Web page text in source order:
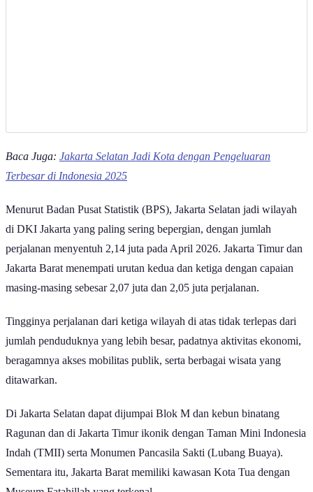
Baca Juga: Jakarta Selatan Jadi Kota dengan Pengeluaran
Terbesar di Indonesia 2025
Menurut Badan Pusat Statistik (BPS), Jakarta Selatan jadi wilayah
di DKI Jakarta yang paling sering bepergian, dengan jumlah
perjalanan menyentuh 2,14 juta pada April 2026. Jakarta Timur dan
Jakarta Barat menempati urutan kedua dan ketiga dengan capaian
masing-masing sebesar 2,07 juta dan 2,05 juta perjalanan.
Tingginya perjalanan dari ketiga wilayah di atas tidak terlepas dari
jumlah penduduknya yang lebih besar, padatnya aktivitas ekonomi,
beragamnya akses mobilitas publik, serta berbagai wisata yang
ditawarkan.
Di Jakarta Selatan dapat dijumpai Blok M dan kebun binatang
Ragunan dan di Jakarta Timur ikonik dengan Taman Mini Indonesia
Indah (TMII) serta Monumen Pancasila Sakti (Lubang Buaya).
Sementara itu, Jakarta Barat memiliki kawasan Kota Tua dengan